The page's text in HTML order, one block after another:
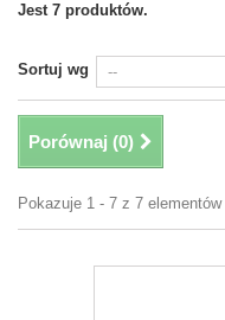
Jest 7 produktów.
Sortuj wg
Porównaj (0)
Pokazuje 1 - 7 z 7 elementów